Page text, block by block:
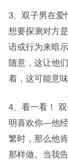
3、双子男在爱
想要探测对方
语或行为来暗
随意，这让他
着，这可能意
4、看一看！
明喜欢你—他
繁时，那么他
那样做。当我